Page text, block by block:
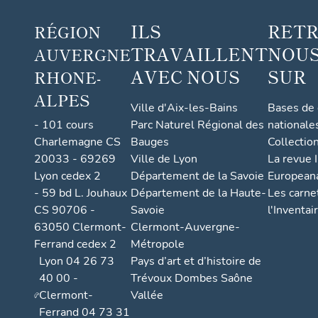
e
u
-
e
-
D
m
e
s
RÉGION
AUVERGNE
RHONE-
ALPES
- 101 cours
Charlemagne CS
20033 - 69269
Lyon cedex 2
- 59 bd L. Jouhaux
CS 90706 -
63050 Clermont-
Ferrand cedex 2
Lyon 04 26 73
40 00 -
Clermont-
Ferrand 04 73 31
ILS
TRAVAILLENT
AVEC NOUS
Ville d'Aix-les-Bains
Parc Naturel Régional des
Bauges
Ville de Lyon
Département de la Savoie
Département de la Haute-
Savoie
Clermont-Auvergne-
Métropole
Pays d’art et d’histoire de
Trévoux Dombes Saône
Vallée
SUR
Bases
La revue
Les